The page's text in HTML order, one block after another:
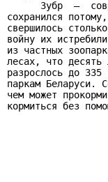
Зубр  —
сохранился
свершилось
войну их
из частных
лесах, что
разрослось до 335
паркам Беларуси.
чем может
кормиться без